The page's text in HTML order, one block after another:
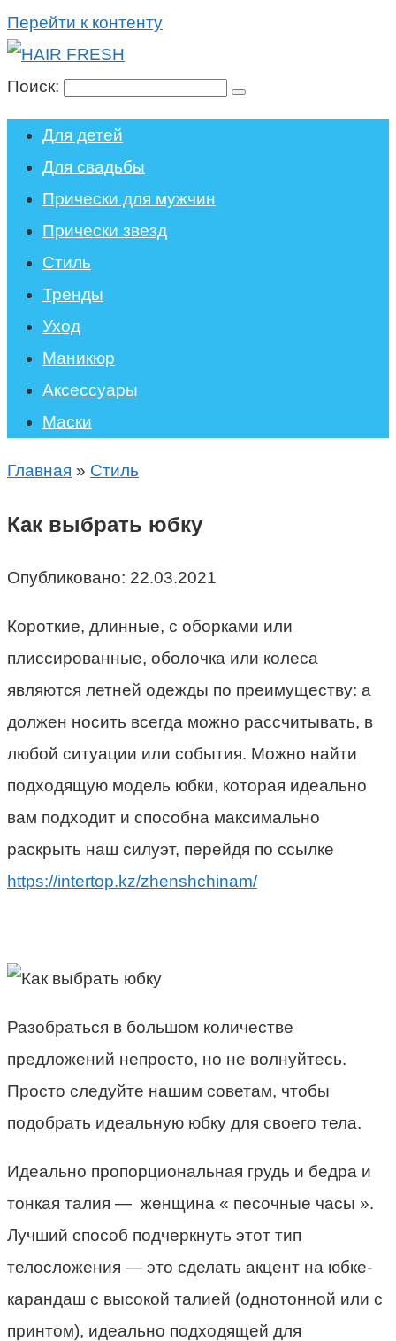
Перейти к контенту
Поиск:
Для детей
Для свадьбы
Прически для мужчин
Прически звезд
Стиль
Тренды
Уход
Маникюр
Аксессуары
Маски
Главная » Стиль
Как выбрать юбку
Опубликовано: 22.03.2021
Короткие, длинные, с оборками или
плиссированные, оболочка или колеса
являются летней одежды по преимуществу: а
должен носить всегда можно рассчитывать, в
любой ситуации или события. Можно найти
подходящую модель юбки, которая идеально
вам подходит и способна максимально
раскрыть наш силуэт, перейдя по ссылке
https://intertop.kz/zhenshchinam/
Разобраться в большом количестве
предложений непросто, но не волнуйтесь.
Просто следуйте нашим советам, чтобы
подобрать идеальную юбку для своего тела.
Идеально пропорциональная грудь и бедра и
тонкая талия — женщина « песочные часы ».
Лучший способ подчеркнуть этот тип
телосложения — это сделать акцент на юбке-
карандаш с высокой талией (однотонной или с
принтом), идеально подходящей для